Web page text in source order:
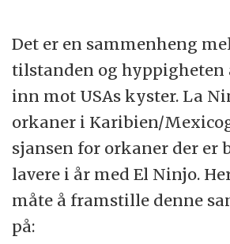
Det er en sammenheng
tilstanden og hyppigheten
inn mot USAs kyster. La
orkaner i Karibien/
sjansen for orkaner der er
lavere i år med El Ninjo.
måte å framstille denne
på: